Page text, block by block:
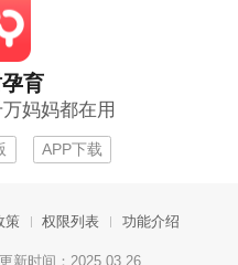
育
妈妈都在用
APP下载
策 权限列表 功能介绍
新时间：2025.03.26